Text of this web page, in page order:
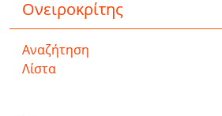
Ονειροκρίτης
Αναζήτηση
Λίστα